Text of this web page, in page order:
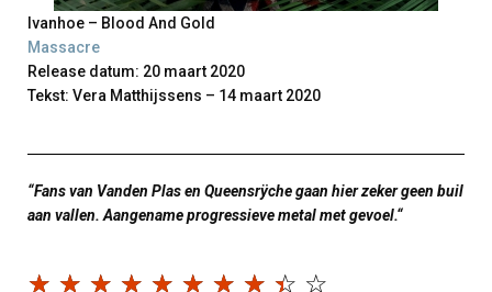
Ivanhoe – Blood And Gold
Massacre
Release datum: 20 maart 2020
Tekst: Vera Matthijssens – 14 maart 2020
“Fans van Vanden Plas en Queensrÿche gaan hier zeker geen buil
aan vallen. Aangename progressieve metal met gevoel.“
☆ ☆ ☆ ☆ ☆ ☆ ☆ ☆ ☆ ☆